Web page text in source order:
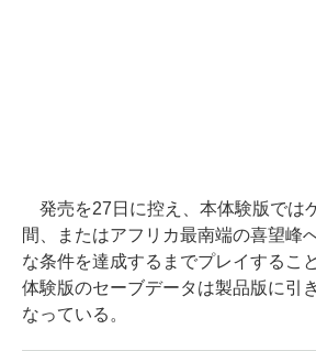
発売を27日に控え、本体験版では
間、またはアフリカ最南端の喜望峰
な条件を達成するまでプレイするこ
体験版のセーブデータは製品版に引
なっている。